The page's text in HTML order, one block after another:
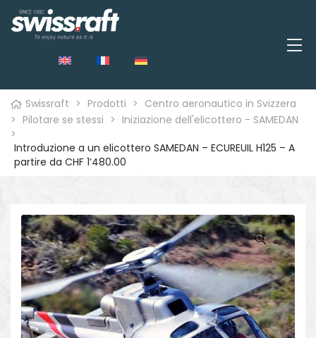
Swissraft > Prodotti > Centro aeronautico in Svizzera
> Pilotare se stessi > Iniziazione dell'elicottero - SAMEDAN
>
Introduzione a un elicottero SAMEDAN – ECUREUIL H125 – A
partire da CHF 1’480.00
🔍